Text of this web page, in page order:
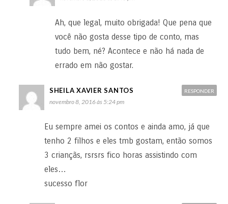
Ah, que legal, muito obrigada! Que pena que
você não gosta desse tipo de conto, mas
tudo bem, né? Acontece e não há nada de
errado em não gostar.
SHEILA XAVIER SANTOS
novembro 8, 2016 às 5:24 pm
Eu sempre amei os contos e ainda amo, já que
tenho 2 filhos e eles tmb gostam, então somos
3 criançãs, rsrsrs fico horas assistindo com
eles…
sucesso flor
RESPONDER